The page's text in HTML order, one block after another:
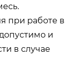
при работе в
и
в случае